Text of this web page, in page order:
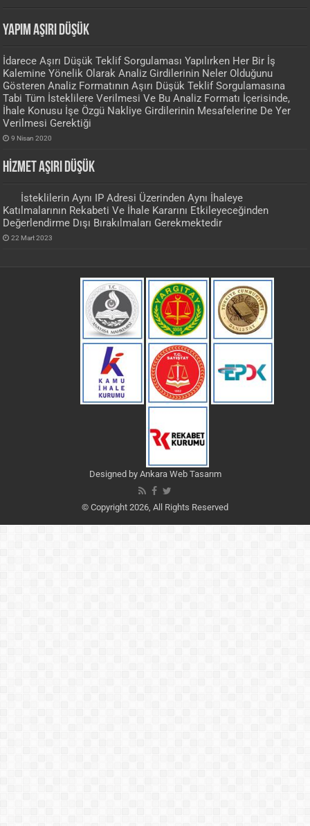
YAPIM AŞIRI DÜŞÜK
İdarece Aşırı Düşük Teklif Sorgulaması Yapılırken Her Bir İş
Kalemine Yönelik Olarak Analiz Girdilerinin Neler Olduğunu
Gösteren Analiz Formatının Aşırı Düşük Teklif Sorgulamasına
Tabi Tüm İsteklilere Verilmesi Ve Bu Analiz Formatı İçerisinde,
İhale Konusu İşe Özgü Nakliye Girdilerinin Mesafelerine De Yer
Verilmesi Gerektiği
9 Nisan 2020
HİZMET AŞIRI DÜŞÜK
İsteklilerin Aynı IP Adresi Üzerinden Aynı İhaleye
Katılmalarının Rekabeti Ve İhale Kararını Etkileyeceğinden
Değerlendirme Dışı Bırakılmaları Gerekmektedir
22 Mart 2023
Designed by Ankara Web Tasarım
© Copyright 2026, All Rights Reserved